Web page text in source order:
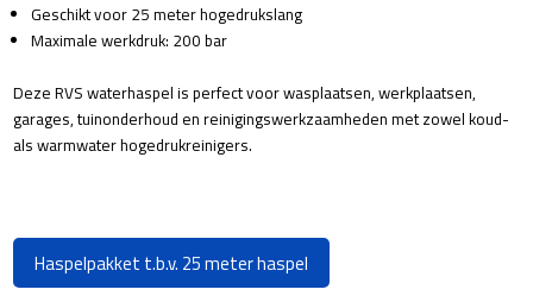
Geschikt voor 25 meter hogedrukslang
Maximale werkdruk: 200 bar
Deze RVS waterhaspel is perfect voor wasplaatsen, werkplaatsen,
garages, tuinonderhoud en reinigingswerkzaamheden met zowel koud-
als warmwater hogedrukreinigers.
Haspelpakket t.b.v. 25 meter haspel